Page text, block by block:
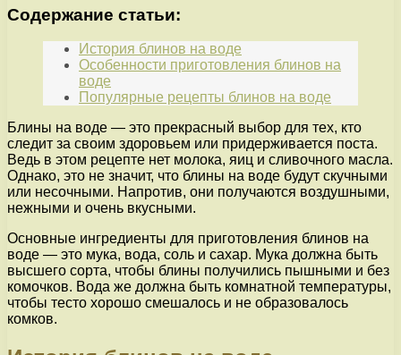
Содержание статьи:
История блинов на воде
Особенности приготовления блинов на
воде
Популярные рецепты блинов на воде
Блины на воде — это прекрасный выбор для тех, кто
следит за своим здоровьем или придерживается поста.
Ведь в этом рецепте нет молока, яиц и сливочного масла.
Однако, это не значит, что блины на воде будут скучными
или несочными. Напротив, они получаются воздушными,
нежными и очень вкусными.
Основные ингредиенты для приготовления блинов на
воде — это мука, вода, соль и сахар. Мука должна быть
высшего сорта, чтобы блины получились пышными и без
комочков. Вода же должна быть комнатной температуры,
чтобы тесто хорошо смешалось и не образовалось
комков.